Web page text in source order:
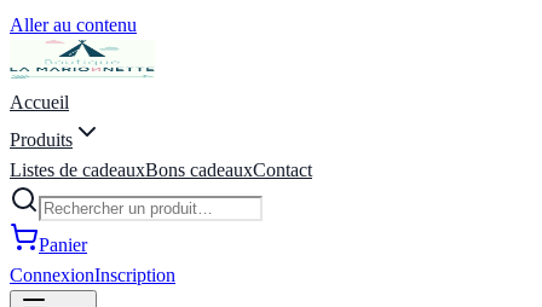
Aller au contenu
Accueil
Produits
Listes de cadeauxBons cadeauxContact
Panier
ConnexionInscription